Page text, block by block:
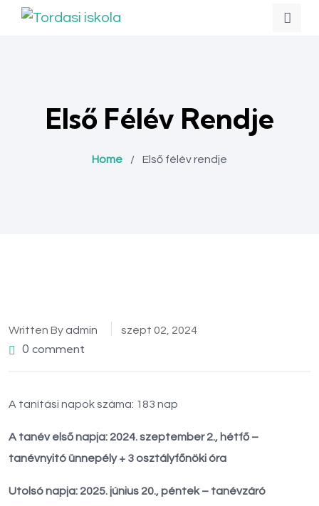
Első Félév Rendje
Home / Első félév rendje
Written By admin szept 02, 2024
0 comment
A tanítási napok száma: 183 nap
A tanév első napja: 2024. szeptember 2., hétfő –
tanévnyitó ünnepély + 3 osztályfőnöki óra
Utolsó napja: 2025. június 20., péntek – tanévzáró